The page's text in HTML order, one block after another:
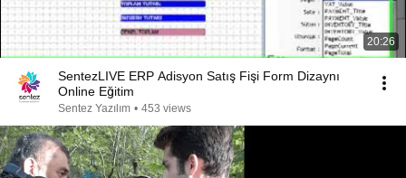
20:26
SentezLIVE ERP Adisyon Satış Fişi Form Dizaynı
Online Eğitim
Sentez Yazılım • 453 views